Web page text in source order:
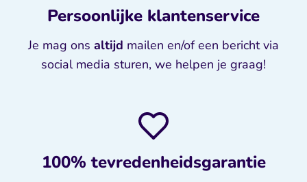
Persoonlijke klantenservice
Je mag ons altijd mailen en/of een bericht via
social media sturen, we helpen je graag!
100% tevredenheidsgarantie